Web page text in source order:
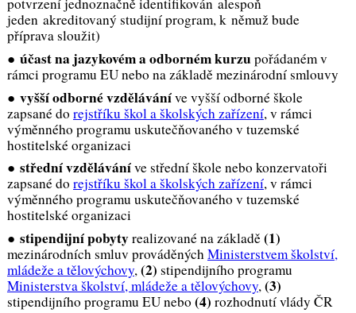
potvrzení jednoznačně identifikován alespoň
jeden akreditovaný studijní program, k němuž bude
příprava sloužit)
● účast na jazykovém a odborném kurzupořádaném v
rámci programu EU nebo na základě mezinárodní smlouvy
● vyšší odborné vzděláváníve vyšší odborné škole
zapsané do rejstříku škol a školských zařízení, v rámci
výměnného programu uskutečňovaného v tuzemské
hostitelské organizaci
● střední vzděláváníve střední škole nebo konzervatoři
zapsané do rejstříku škol a školských zařízení, v rámci
výměnného programu uskutečňovaného v tuzemské
hostitelské organizaci
● stipendijní pobytyrealizované na základě(1)
mezinárodních smluv prováděnýchMinisterstvem školství,
mládeže a tělovýchovy,(2) stipendijního programu
Ministerstva školství, mládeže a tělovýchovy,(3)
stipendijního programu EU nebo (4) rozhodnutí vlády ČR